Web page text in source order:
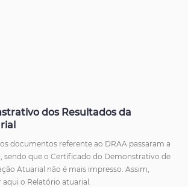
dos Resultados da
documentos referente ao DRAA passaram a
sendo que o Certificado do Demonstrativo de
Atuarial não é mais impresso. Assim,
aqui o Relatório atuarial.